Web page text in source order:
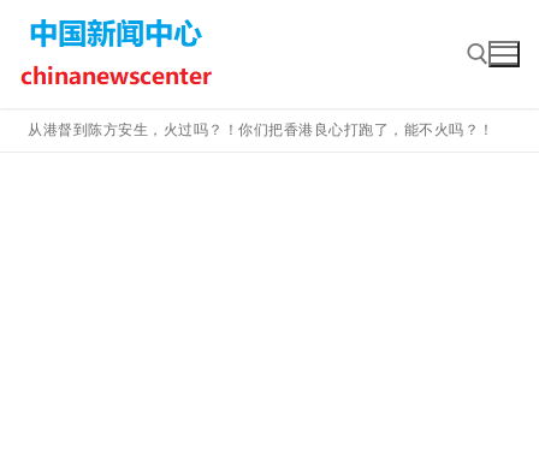
content
从港督到陈方安生，火过吗？！你们把香港良心打跑了，能不火吗？！